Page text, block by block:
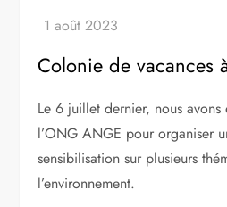
Colonie de vacances
Le 6 juillet dernier, nous
l’ONG ANGE pour organiser
sensibilisation sur plusieurs
l’environnement.